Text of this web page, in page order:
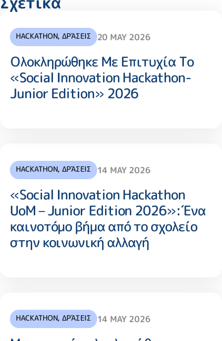
HACKATHON, ΔΡΆΣΕΙΣ 20 MAY 2026
Ολοκληρώθηκε Με Επιτυχία Το
«Social Innovation Hackathon-
Junior Edition» 2026
HACKATHON, ΔΡΆΣΕΙΣ 14 MAY 2026
«Social Innovation Hackathon
UoM – Junior Edition 2026»:Ένα
καινοτόμο βήμα από το σχολείο
στην κοινωνική αλλαγή
HACKATHON, ΔΡΆΣΕΙΣ 14 MAY 2026